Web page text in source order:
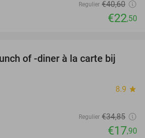
Regulier €40,60
€22,50
49%
of -diner à la carte bij
8.9 star
Regulier €34,85
€17,90